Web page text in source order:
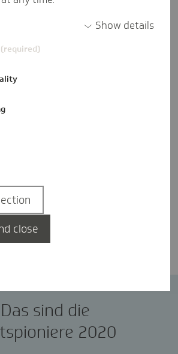
von Münchow
sind die
2020
Show details
close